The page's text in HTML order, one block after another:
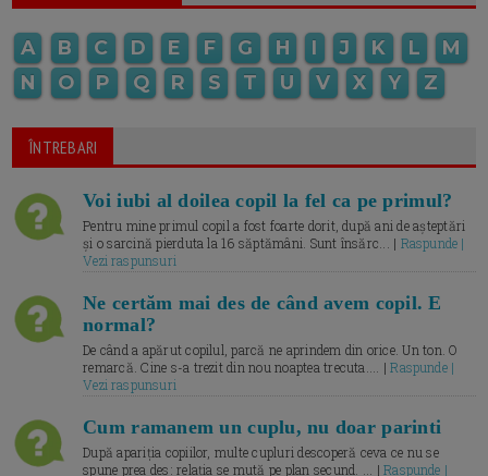
A B C D E F G H I J K L
M
N
O P Q R S T U V X Y Z
ÎNTREBARI
Voi iubi al doilea copil la fel ca pe primul?
Pentru mine primul copil a fost foarte dorit, după ani de așteptări
și o sarcină pierduta la 16 săptămâni. Sunt însărc... | Raspunde |
Vezi raspunsuri
Ne certăm mai des de când avem copil. E
normal?
De când a apărut copilul, parcă ne aprindem din orice. Un ton. O
remarcă. Cine s-a trezit din nou noaptea trecuta.... |Raspunde |
Vezi raspunsuri
Cum ramanem un cuplu, nu doar parinti
După apariția copiilor, multe cupluri descoperă ceva ce nu se
spune prea des: relația se mută pe plan secund. ... |Raspunde |